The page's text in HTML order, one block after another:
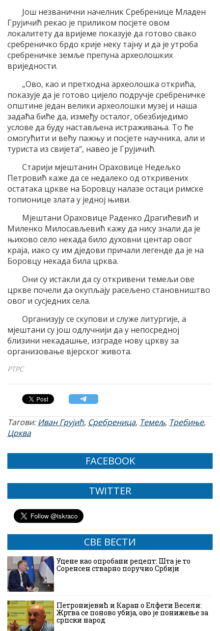
Још незванични начелник Сребренице Младен
Грујичић рекао је приликом посјете овом
локалитету да вријеме показује да готово свако
сребреничко брдо крије неку тајну и да је утроба
сребреничке земље препуна археолошких
вриједности.
„Ово, као и претходна археолошка открића,
показује да је готово цијело подручје сребреничке
општине један велики археолошки музеј и наша
задаћа биће да, између осталог, обезбиједимо
услове да буду настављена истраживања. То ће
омогућити и већу пажњу и посјете научника, али и
туриста из свијета“, навео је Грујичић.
Старији мјештанин Ораховице Недељко
Петровић каже да се недалеко од откривених
остатака цркве на Боровцу налазе остаци римске
топионице злата у једној њиви.
Мјештани Ораховице Раденко Драгићевић и
Миленко Милосављевић кажу да нису знали да је
њихово село некада било духовни центар овог
краја, иако су им дједови причали легенде да је на
Боровцу некада била црква.
Они су истакли да су откривени темељи ове
цркве почели да окупљају расељено становништво
овог и сусједних села.
Организују се скупови и служе литургије, а
мјештани су још одлучнији да у непосредној
близини некадашње, изграде нову цркву за
организовање вјерског живота.
РТРС
Тагови:Иван Грујић, Сребреница, Темељ, Требиње,
Црква
FACEBOOK
TWITTER
СВЕ ВЕСТИ
Уцене као опробани рецепт: Шта је то
Соренсен стварно поручио Србији
Петронијевић и Каран о Елфети Весели:
Жртва се поново убија, ово је понижење за
српски народ